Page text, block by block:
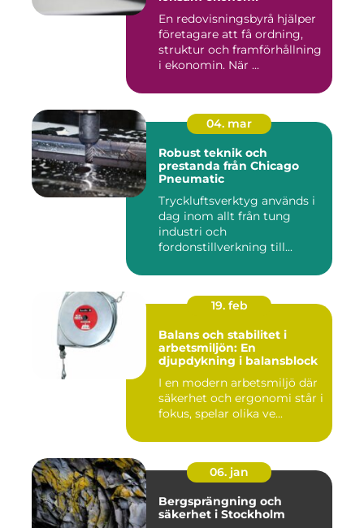
En redovisningsbyrå hjälper
företagare att få ordning,
struktur och framförhållning
i ekonomin. När ...
04. mar
Robust teknik och
prestanda från Chicago
Pneumatic
Tryckluftsverktyg används i
dag inom allt från tung
industri och
fordonstillverkning till...
19. feb
Balans och stabilitet i
arbetsmiljön: En
djupdykning i balansblock
I en modern arbetsmiljö där
säkerhet och ergonomi står i
fokus, spelar olika ve...
06. jan
Bergsprängning och
säkerhet i Stockholm